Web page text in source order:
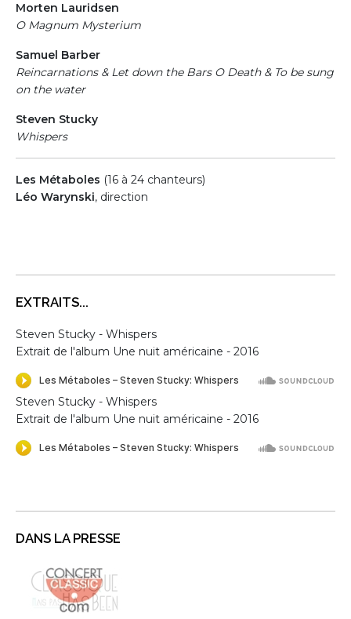
Morten Lauridsen
O Magnum Mysterium
Samuel Barber
Reincarnations & Let down the Bars O Death & To be sung
on the water
Steven Stucky
Whispers
Les Métaboles (16 à 24 chanteurs)
Léo Warynski, direction
EXTRAITS...
Steven Stucky - Whispers
Extrait de l'album Une nuit américaine - 2016
Steven Stucky - Whispers
Extrait de l'album Une nuit américaine - 2016
DANS LA PRESSE